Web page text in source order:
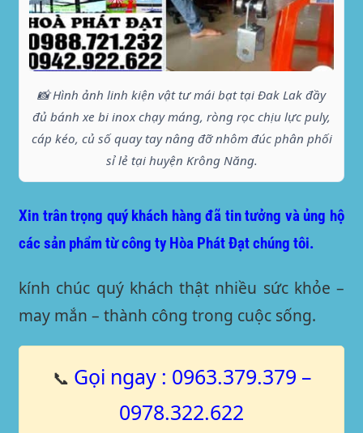
📸 Hình ảnh linh kiện vật tư mái bạt tại Đak Lak đầy
đủ bánh xe bi inox chạy máng, ròng rọc chịu lực puly,
cáp kéo, củ số quay tay nâng đỡ nhôm đúc phân phối
sỉ lẻ tại huyện Krông Năng.
Xin trân trọng quý khách hàng đã tin tưởng và ủng hộ
các sản phẩm từ công ty Hòa Phát Đạt chúng tôi.
kính chúc quý khách thật nhiều sức khỏe –
may mắn – thành công trong cuộc sống.
📞 Gọi ngay : 0963.379.379 –
0978.322.622